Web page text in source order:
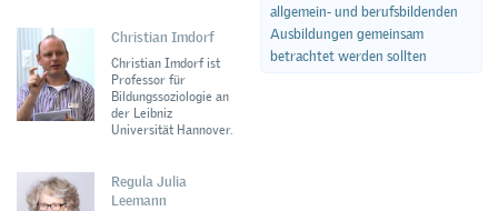
Christian Imdorf
Christian Imdorf ist
Professor für
Bildungssoziologie an
der Leibniz
Universität Hannover.
Regula Julia
Leemann
allgemein- und berufsbildenden
Ausbildungen gemeinsam
betrachtet werden sollten